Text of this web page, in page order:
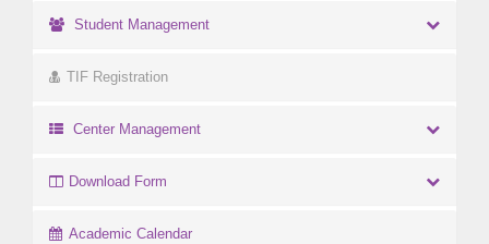
Student Management
TIF Registration
Center Management
Download Form
Academic Calendar